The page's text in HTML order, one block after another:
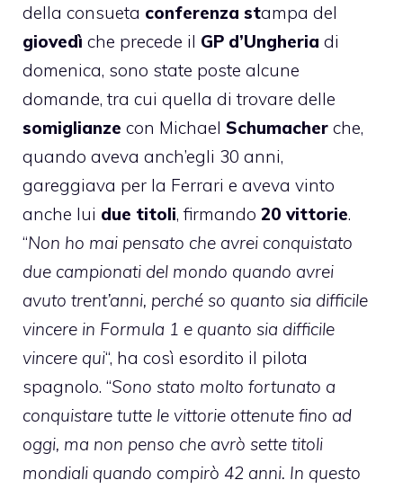
della consueta conferenza stampa del
giovedì che precede il GP d’Ungheria di
domenica, sono state poste alcune
domande, tra cui quella di trovare delle
somiglianze con Michael Schumacher che,
quando aveva anch’egli 30 anni,
gareggiava per la Ferrari e aveva vinto
anche lui due titoli, firmando 20 vittorie.
“Non ho mai pensato che avrei conquistato
due campionati del mondo quando avrei
avuto trent’anni, perché so quanto sia difficile
vincere in Formula 1 e quanto sia difficile
vincere qui“, ha così esordito il pilota
spagnolo. “Sono stato molto fortunato a
conquistare tutte le vittorie ottenute fino ad
oggi, ma non penso che avrò sette titoli
mondiali quando compirò 42 anni. In questo